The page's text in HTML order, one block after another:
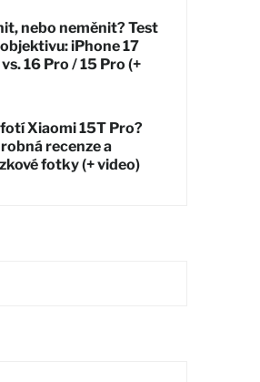
nebo neměnit? Test
iPhone 17
16 Pro / 15 Pro (+
Xiaomi 15T Pro?
recenze a
fotky (+ video)